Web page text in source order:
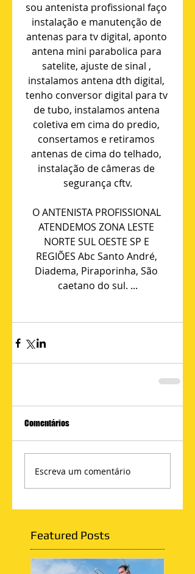
sou antenista profissional faço
instalação e manutenção de
antenas para tv digital, aponto
antena mini parabolica para
satelite, ajuste de sinal ,
instalamos antena dth digital,
tenho conversor digital para tv
de tubo, instalamos antena
coletiva em cima do predio,
consertamos e retiramos
antenas de cima do telhado,
instalação de câmeras de
segurança cftv.
O ANTENISTA PROFISSIONAL
ATENDEMOS ZONA LESTE
NORTE SUL OESTE SP E
REGIÕES Abc Santo André,
Diadema, Piraporinha, São
caetano do sul. ...
Comentários
Escreva um comentário
Featured Posts